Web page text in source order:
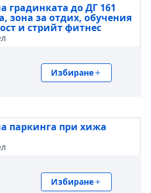
градинката до ДГ 161
зона за отдих, обучения
и стрийт фитнес
Избиране
паркинга при хижа
Избиране